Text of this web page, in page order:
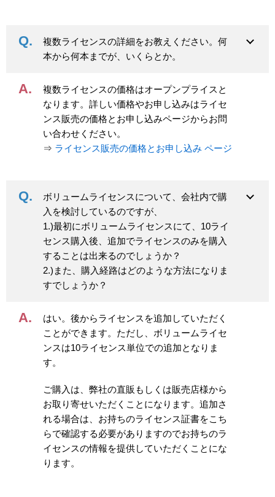
複数ライセンスの詳細をお教えください。何
本から何本までが、いくらとか。
複数ライセンスの価格はオープンプライスと
なります。詳しい価格やお申し込みはライセ
ンス販売の価格とお申し込みページからお問
い合わせください。
⇒ ライセンス販売の価格とお申し込み ページ
ボリュームライセンスについて、会社内で購
入を検討しているのですが、
1.)最初にボリュームライセンスにて、10ライ
センス購入後、追加でライセンスのみを購入
することは出来るのでしょうか？
2.)また、購入経路はどのような方法になりま
すでしょうか？
はい。後からライセンスを追加していただく
ことができます。ただし、ボリュームライセ
ンスは10ライセンス単位での追加となりま
す。
ご購入は、弊社の直販もしくは販売店様から
お取り寄せいただくことになります。追加さ
れる場合は、お持ちのライセンス証書をこち
らで確認する必要がありますのでお持ちのラ
イセンスの情報を提供していただくことにな
ります。